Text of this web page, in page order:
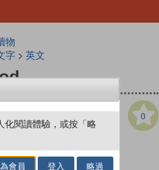
物
字> 英文
0
化閱讀體驗，或按「略
會員 登入 略過